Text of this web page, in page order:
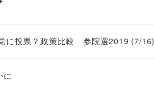
に投票？政策比較 参院選2019 (7/16)
に